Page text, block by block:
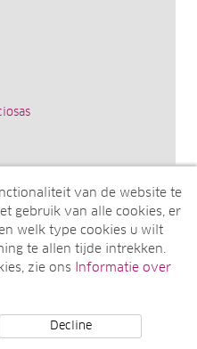
van de website te
gebruik van alle cookies, er
welk type cookies u wilt
te allen tijde intrekken.
zie ons
Informatie over
Decline